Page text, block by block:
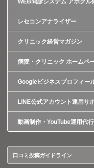
WEB問診システム アポクル
レセコンアナライザー
クリニック経営マガジン
病院・クリニック ホームペ
Googleビジネスプロフィー
LINE公式アカウント運用サ
動画制作・YouTube運用代
口コミ投稿ガイドライン